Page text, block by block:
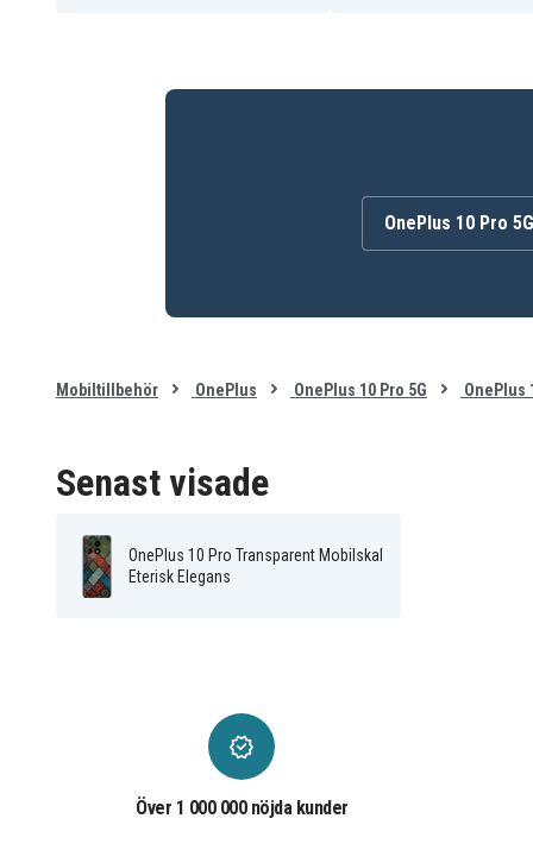
OnePlus 10 Pro
Mobiltillbehör OnePlus OnePlus 10 Pro 5G OnePlus
Senast visade
OnePlus 10 Pro Transparent Mobilskal
Eterisk Elegans
Över 1 000 000 nöjda kunder